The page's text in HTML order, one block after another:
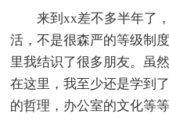
来到xx差不多半年了，
活，不是很森严的等级制
里我结识了很多朋友。虽
在这里，我至少还是学到
的哲理，办公室的文化等